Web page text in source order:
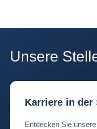
Unsere
Karriere in der
Entdecken Sie